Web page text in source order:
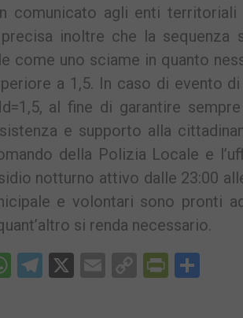
comunicato agli enti territoriali
precisa inoltre che la
come uno sciame in quanto
a 1,5. In caso di evento
al fine di garantire
e supporto alla
della Polizia Locale e
notturno attivo dalle 23:00
e volontari sono pronti
si renda necessario.
WhatsApp
Telegram
X EmailCopy